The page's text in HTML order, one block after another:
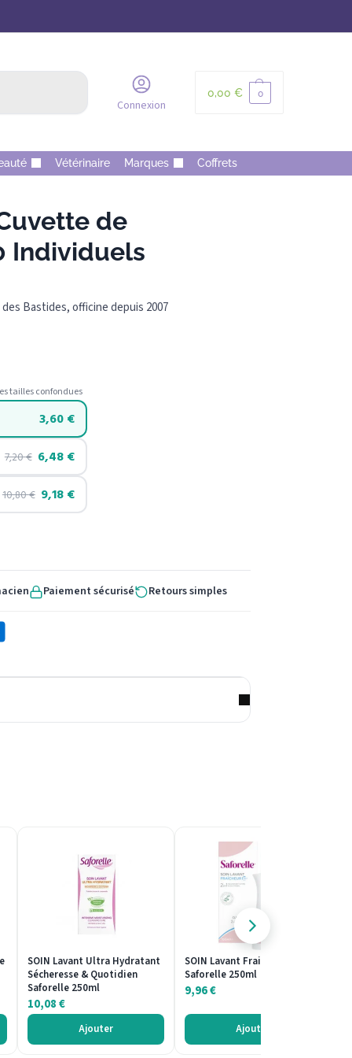
Connexion
0,00 € 0
Vétérinaire Marques Coffrets
de
Individuels
des Bastides, officine depuis 2007
tailles confondues
3,60€
7,20€ 6,48€
10,80€ 9,18€
Paiement sécurisé Retours simples
SOIN Lavant Ultra Hydratant
Sécheresse & Quotidien
Saforelle 250ml
10,08€
Ajouter
SOIN Lavant Fraicheur
Saforelle 250ml
9,96€
Ajouter